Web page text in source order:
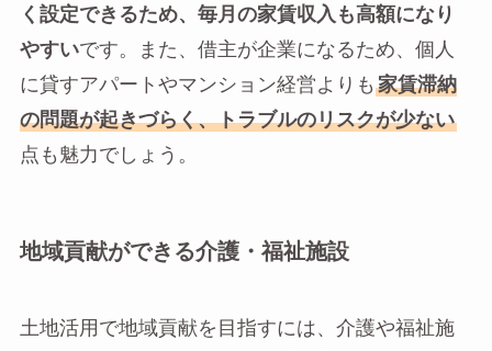
く設定できるため、毎月の家賃収入も高額になり
やすいです。また、借主が企業になるため、個人
に貸すアパートやマンション経営よりも 家賃滞納
の問題が起きづらく、トラブルのリスクが少ない
点も魅力でしょう。
地域貢献ができる介護・福祉施設
土地活用で地域貢献を目指すには、介護や福祉施